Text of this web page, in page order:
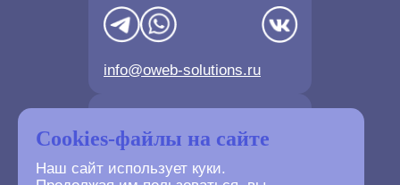
Cookies-файлы на сайте
Наш сайт использует куки.
info@oweb-solutions.ru